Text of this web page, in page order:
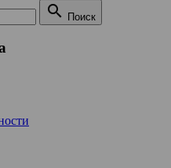
 Поиск